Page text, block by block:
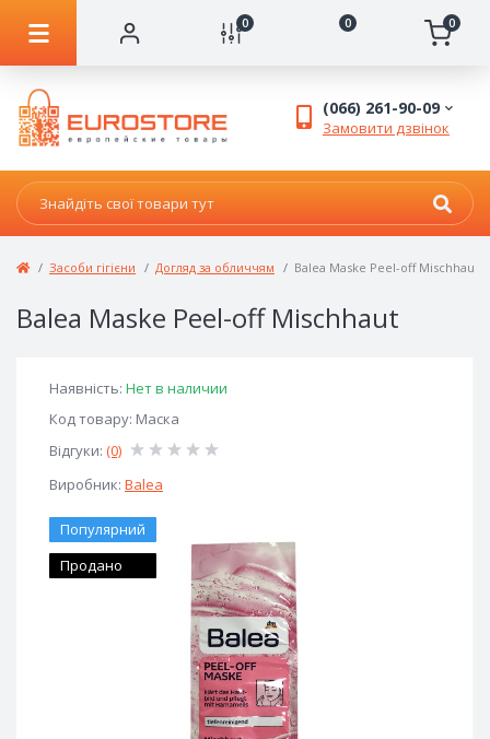
0 0 0
(066) 261-90-09
Замовити дзвінок
Засоби гігієни Догляд за обличчям Balea Maske Peel-off Mischhaut
Balea Maske Peel-off Mischhaut
Наявність: Нет в наличии
Код товару: Маска
Відгуки: (0)
Виробник: Balea
Популярний
Продано